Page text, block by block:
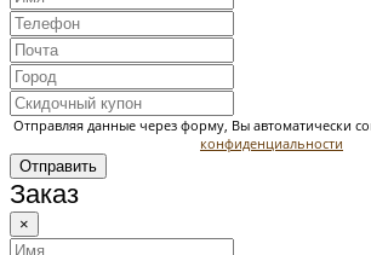
Отправляя данные через форму, Вы автоматически
конфиденциальности
Отправить
Заказ
×